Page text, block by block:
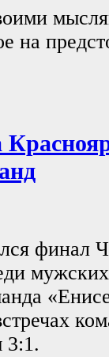
на
финал
3:1.